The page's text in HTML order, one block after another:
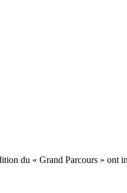
du « Grand Parcours » ont